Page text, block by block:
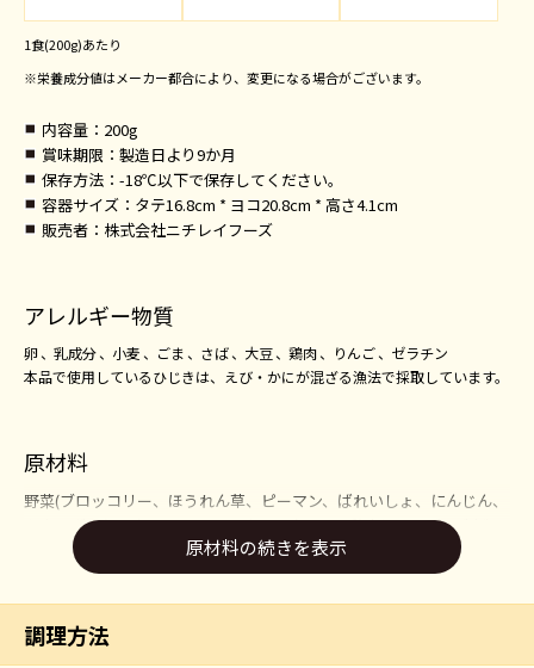
1食(200g)あたり
※栄養成分値はメーカー都合により、変更になる場合がございます。
内容量 ：200g
賞味期限 ：製造日より9か月
保存方法 ：-18℃以下で保存してください。
容器サイズ ：タテ16.8cm * ヨコ20.8cm * 高さ4.1cm
販売者 ：株式会社ニチレイフーズ
アレルギー物質
卵 乳成分 小麦 ごま さば 大豆 鶏肉 りんご
ゼラチン
本品で使用しているひじきは、えび・かにが混ざる漁法で採取しています。
原材料
野菜(ブロッコリー、ほうれん草、ピーマン、ばれいしょ、にんじん、
たまねぎ、えだまめ、コーン、グリンピース)、鶏肉加工品(タイ製造)
(鶏肉、小麦粉、粉末状植物性たん白、食塩、ぶどう糖、米粉)、しい
たけ、マヨネーズ風ドレッシング、植物油脂、ひじき、にんにくペー
スト、バター、しょうゆ、デキストリン、ごま、酢、砂糖、酒、かつ
おぶしエキスパウダー、コンソメパウダー、食塩、香辛料/増粘剤(加
工でん粉、増粘多糖類)、加工でん粉、調味料(アミノ酸等)、ポリリン
原材料の続きを表示
調理方法